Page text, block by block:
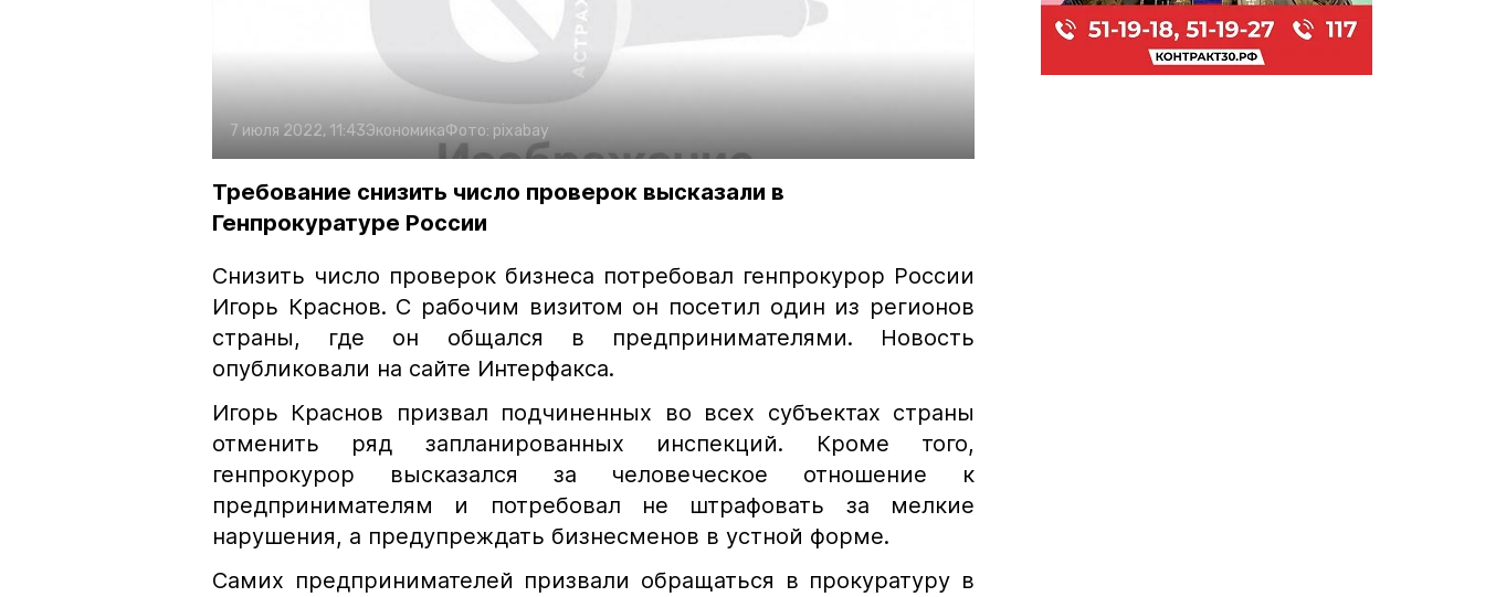
7 июля 2022, 11:43ЭкономикаФото: pixabay
Требование снизить число проверок высказали в
Генпрокуратуре России
Снизить число проверок бизнеса потребовал генпрокурор России
Игорь Краснов. С рабочим визитом он посетил один из регионов
страны, где он общался в предпринимателями. Новость
опубликовали на сайте Интерфакса.
Игорь Краснов призвал подчиненных во всех субъектах страны
отменить ряд запланированных инспекций. Кроме того,
генпрокурор высказался за человеческое отношение к
предпринимателям и потребовал не штрафовать за мелкие
нарушения, а предупреждать бизнесменов в устной форме.
Самих предпринимателей призвали обращаться в прокуратуру в